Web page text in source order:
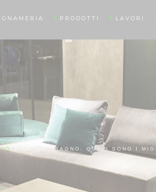
PRODOTTI LAVORI
ARREDO BAGNO: QUALI SONO I